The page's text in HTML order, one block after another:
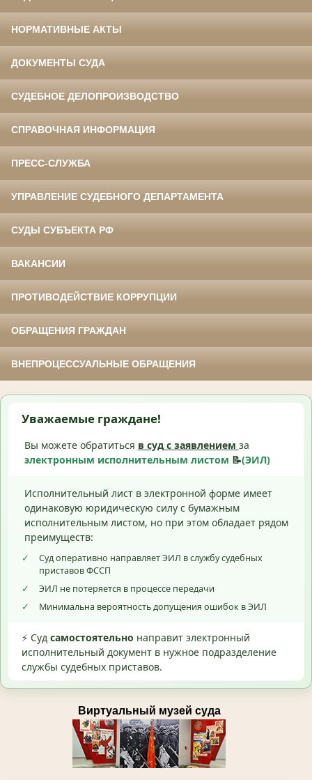
НОРМАТИВНЫЕ АКТЫ
ДОКУМЕНТЫ СУДА
СУДЕБНОЕ ДЕЛОПРОИЗВОДСТВО
СПРАВОЧНАЯ ИНФОРМАЦИЯ
ПРЕСС-СЛУЖБА
УПРАВЛЕНИЕ СУДЕБНОГО ДЕПАРТАМЕНТА
СУДЫ СУБЪЕКТА РФ
ВАКАНСИИ
ПРОТИВОДЕЙСТВИЕ КОРРУПЦИИ
ОБРАЩЕНИЯ ГРАЖДАН
ВНЕПРОЦЕССУАЛЬНЫЕ ОБРАЩЕНИЯ
Уважаемые граждане!
Вы можете обратиться в суд с заявлением за
электронным исполнительным листом 📝(ЭИЛ)
Исполнительный лист в электронной форме имеет
одинаковую юридическую силу с бумажным
исполнительным листом, но при этом обладает рядом
преимуществ:
✓
Суд оперативно направляет ЭИЛ в службу судебных
приставов ФССП
✓
ЭИЛ не потеряется в процессе передачи
✓
Минимальна вероятность допущения ошибок в ЭИЛ
⚡ Суд самостоятельно направит электронный
исполнительный документ в нужное подразделение
службы судебных приставов.
Виртуальный музей суда